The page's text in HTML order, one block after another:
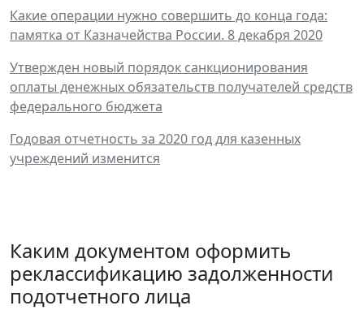
Какие операции нужно совершить до конца года:
памятка от Казначейства России. 8 декабря 2020
Утвержден новый порядок санкционирования
оплаты денежных обязательств получателей средств
федерального бюджета
Годовая отчетность за 2020 год для казенных
учреждений изменится
Каким документом оформить
реклассификацию задолженности
подотчетного лица